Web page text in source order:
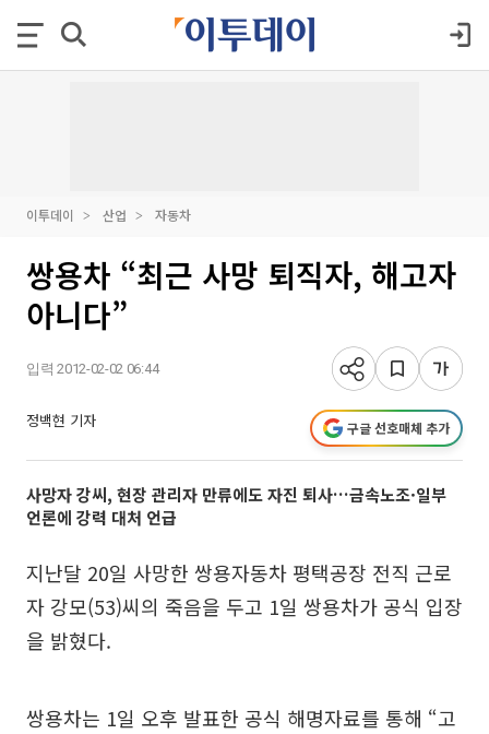
이투데이 산업 자동차
쌍용차 “최근 사망 퇴직자, 해고자
아니다”
입력 2012-02-02 06:44
정백현 기자 구글 선호매체 추가
사망자 강씨, 현장 관리자 만류에도 자진 퇴사…금속노조·일부
언론에 강력 대처 언급
지난달 20일 사망한 쌍용자동차 평택공장 전직 근로
자 강모(53)씨의 죽음을 두고 1일 쌍용차가 공식 입장
을 밝혔다.
쌍용차는 1일 오후 발표한 공식 해명자료를 통해 “고